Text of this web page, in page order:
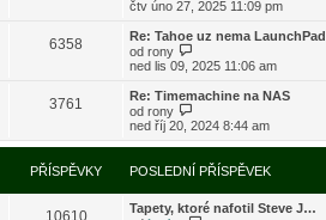
ě
e
ř
s
ě
e
o
l
d
í
ř
í
s
p
ě
v
e
o
r
z
i
p
o
s
l
e
d
í
čtv úno 27, 2025 11:09 pm
6358
Re: Tahoe uz nema LaunchPad
od rony
o
r
z
i
t
p
o
s
l
ned lis 09, 2025 11:06 am
3761
Re: Timemachine na NAS
od rony
o
r
a
z
i
t
ned říj 20, 2024 8:44 am
PŘÍSPĚVKY POSLEDNÍ PŘÍSPĚVEK
10610
Tapety, ktoré nafotil Steve J…